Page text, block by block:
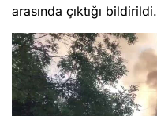
arasında çıktığı bildirildi.